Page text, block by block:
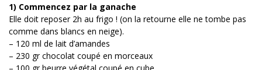
1) Commencez par la ganache
Elle doit reposer 2h au frigo ! (on la retourne elle ne tombe pas
comme dans blancs en neige).
– 120 ml de lait d’amandes
– 230 gr chocolat coupé en morceaux